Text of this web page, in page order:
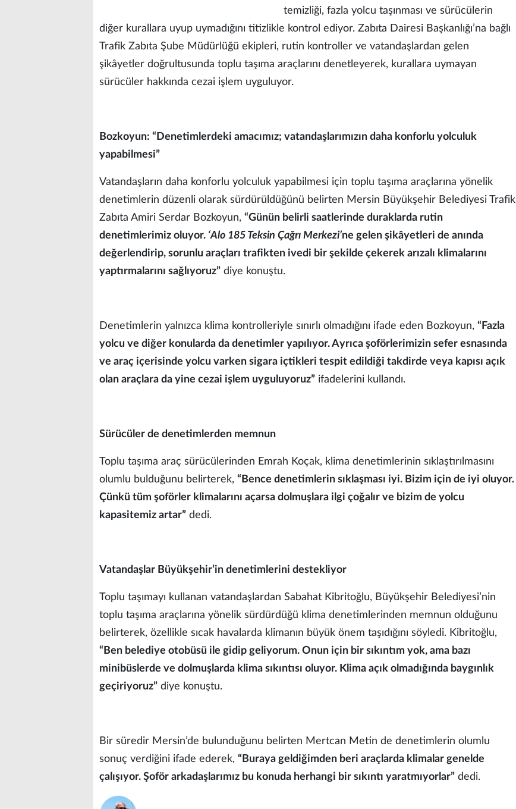
temizliği, fazla yolcu taşınması ve sürücülerin
diğer kurallara uyup uymadığını titizlikle kontrol ediyor. Zabıta Dairesi Başkanlığı’na bağlı
Trafik Zabıta Şube Müdürlüğü ekipleri, rutin kontroller ve vatandaşlardan gelen
şikâyetler doğrultusunda toplu taşıma araçlarını denetleyerek, kurallara uymayan
sürücüler hakkında cezai işlem uyguluyor.
Bozkoyun: “Denetimlerdeki amacımız; vatandaşlarımızın daha konforlu yolculuk
yapabilmesi”
Vatandaşların daha konforlu yolculuk yapabilmesi için toplu taşıma araçlarına yönelik
denetimlerin düzenli olarak sürdürüldüğünü belirten Mersin Büyükşehir Belediyesi Trafik
Zabıta Amiri Serdar Bozkoyun, “Günün belirli saatlerinde duraklarda rutin
denetimlerimiz oluyor. ‘Alo 185 Teksin Çağrı Merkezi’ne gelen şikâyetleri de anında
değerlendirip, sorunlu araçları trafikten ivedi bir şekilde çekerek arızalı klimalarını
yaptırmalarını sağlıyoruz” diye konuştu.
Denetimlerin yalnızca klima kontrolleriyle sınırlı olmadığını ifade eden Bozkoyun, “Fazla
yolcu ve diğer konularda da denetimler yapılıyor. Ayrıca şoförlerimizin sefer esnasında
ve araç içerisinde yolcu varken sigara içtikleri tespit edildiği takdirde veya kapısı açık
olan araçlara da yine cezai işlem uyguluyoruz” ifadelerini kullandı.
Sürücüler de denetimlerden memnun
Toplu taşıma araç sürücülerinden Emrah Koçak, klima denetimlerinin sıklaştırılmasını
olumlu bulduğunu belirterek, “Bence denetimlerin sıklaşması iyi. Bizim için de iyi oluyor.
Çünkü tüm şoförler klimalarını açarsa dolmuşlara ilgi çoğalır ve bizim de yolcu
kapasitemiz artar” dedi.
Vatandaşlar Büyükşehir’in denetimlerini destekliyor
Toplu taşımayı kullanan vatandaşlardan Sabahat Kibritoğlu, Büyükşehir Belediyesi’nin
toplu taşıma araçlarına yönelik sürdürdüğü klima denetimlerinden memnun olduğunu
belirterek, özellikle sıcak havalarda klimanın büyük önem taşıdığını söyledi. Kibritoğlu,
“Ben belediye otobüsü ile gidip geliyorum. Onun için bir sıkıntım yok, ama bazı
minibüslerde ve dolmuşlarda klima sıkıntısı oluyor. Klima açık olmadığında baygınlık
geçiriyoruz” diye konuştu.
Bir süredir Mersin’de bulunduğunu belirten Mertcan Metin de denetimlerin olumlu
sonuç verdiğini ifade ederek, “Buraya geldiğimden beri araçlarda klimalar genelde
çalışıyor. Şoför arkadaşlarımız bu konuda herhangi bir sıkıntı yaratmıyorlar” dedi.